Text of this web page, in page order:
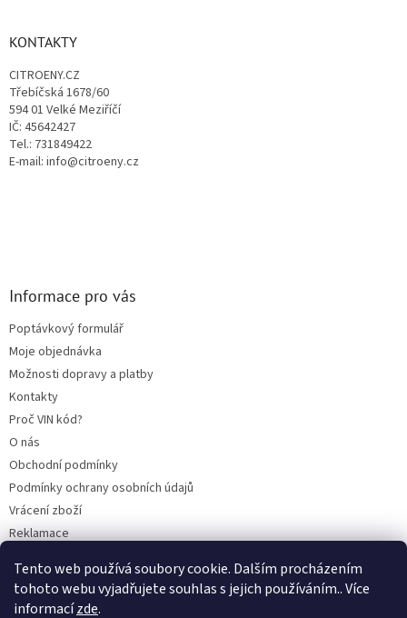
Tento web používá soubory cookie. Dalším procházením
tohoto webu vyjadřujete souhlas s jejich používáním.. Více
informacízde.
KONTAKTY
CITROENY.CZ
Třebíčská 1678/60
594 01 Velké Meziříčí
IČ: 45642427
Tel.: 731849422
E-mail: info@citroeny.cz
Informace pro vás
Poptávkový formulář
Moje objednávka
Možnosti dopravy a platby
Kontakty
Proč VIN kód?
O nás
Obchodní podmínky
Podmínky ochrany osobních údajů
Vrácení zboží
Reklamace
BLOG